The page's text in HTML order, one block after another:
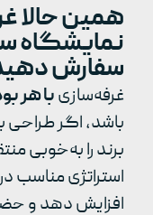
همین حالا
سفارش
غرفه‌سازیبا هر
باشد، اگر
برند را به‌خوبی
استراتژی مناسب
افزایش دهد و